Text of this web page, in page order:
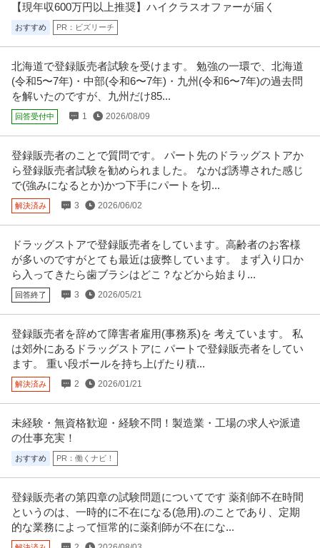
【現年収600万円以上推奨】ハイクラスオファーが届く
おすすめ PR：ビズリーチ
北海道で登録販売者試験を受けます。 勉強の一環で、北海道
(令和5〜7年)・中部(令和6〜7年)・九州(令和6〜7年)の過去問
を解いたのですが、九州だけ85...
回答受付中 1 2026/08/09
登録販売者のことで質問です。 パート先のドラッグストアか
ら登録販売者試験を勧められました。 なかば誘導された感じ
で(強みになるとか)かつ下手にパートを切...
解決済み 3 2026/06/02
ドラッグストアで登録販売者をしています。高齢者のお客様
が多いのですがとても最近は疲弊しています。 まず入り口か
ら入ってきたら歯ブラシはどこ？などから始まり...
回答終了 3 2026/05/21
登録販売者を辞めて障害者雇用(事務系)を 考えています。 私
は郊外にあるドラッグストアに パートで登録販売者をしてい
ます。 重い段ボールを持ち上げたり積...
解決済み 2 2026/01/21
未経験・無資格歓迎・経験不問！製造業・工場の求人や派遣
の仕事充実！
おすすめ PR：働くナビ！
登録販売者の第四章の試験問題についてです 薬剤師不在時間
というのは、一時的に不在になる(急用).のことであり、定期
的な業務によって恒常的に薬剤師が不在にな...